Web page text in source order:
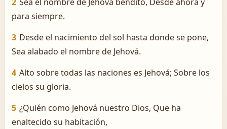
para siempre.
3 Desde el nacimiento del sol hasta donde se pone,
Sea alabado el nombre de Jehová.
4 Alto sobre todas las naciones es Jehová; Sobre los
cielos su gloria.
5 ¿Quién como Jehová nuestro Dios, Que ha
enaltecido su habitación,